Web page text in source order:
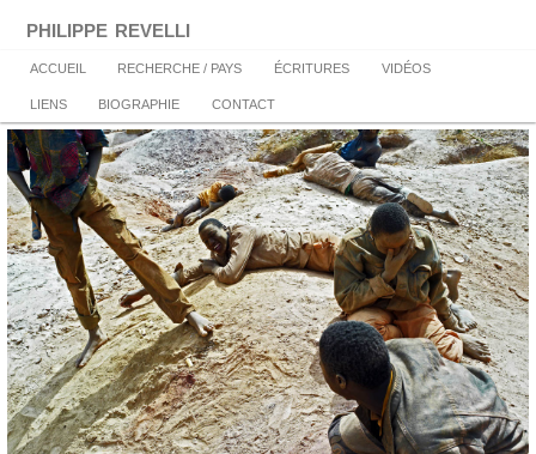
contenu
principal
philippe revelli
Menu
principal
ACCUEIL RECHERCHE / PAYS ÉCRITURES VIDÉOS
LIENS BIOGRAPHIE CONTACT